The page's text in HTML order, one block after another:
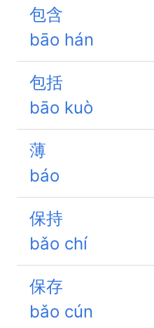
包含
bāo hán
包括
bāo kuò
薄
báo
保持
bǎo chí
保存
bǎo cún